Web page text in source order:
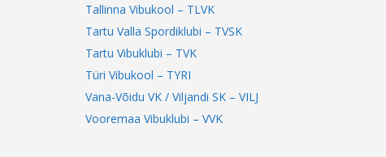
Tallinna Vibukool – TLVK
Tartu Valla Spordiklubi – TVSK
Tartu Vibuklubi – TVK
Türi Vibukool – TYRI
Vana-Võidu VK / Viljandi SK – VILJ
Vooremaa Vibuklubi – VVK